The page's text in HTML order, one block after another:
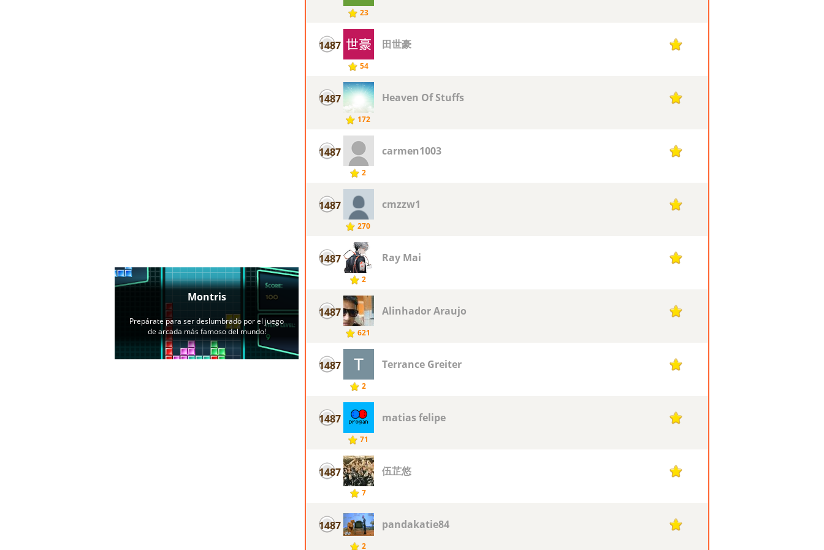
23
1487
54
田世豪 1
1487
172
Heaven Of Stuffs 1
1487
2
carmen1003 1
1487
270
cmzzw1 1
1487
2
Ray Mai 1
1487
621
Alinhador Araujo 1
1487
2
Terrance Greiter 1
1487
71
matias felipe 1
1487
7
伍芷悠 1
1487
2
pandakatie84 1